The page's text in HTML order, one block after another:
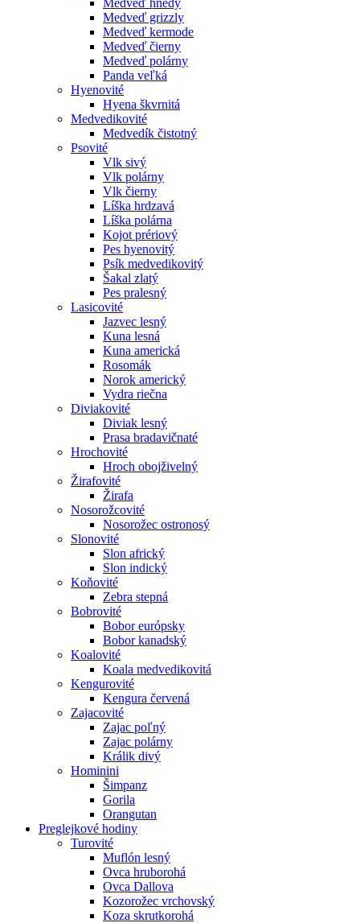
Medveď hnedý
Medveď grizzly
Medveď kermode
Medveď čierny
Medveď polárny
Panda veľká
Hyenovité
Hyena škvrnitá
Medvedikovité
Medvedík čistotný
Psovité
Vlk sivý
Vlk polárny
Vlk čierny
Líška hrdzavá
Líška polárna
Kojot prériový
Pes hyenovitý
Psík medvedikovitý
Šakal zlatý
Pes pralesný
Lasicovité
Jazvec lesný
Kuna lesná
Kuna americká
Rosomák
Norok americký
Vydra riečna
Diviakovité
Diviak lesný
Prasa bradavičnaté
Hrochovité
Hroch obojživelný
Žirafovité
Žirafa
Nosorožcovité
Nosorožec ostronosý
Slonovité
Slon africký
Slon indický
Koňovité
Zebra stepná
Bobrovité
Bobor európsky
Bobor kanadský
Koalovité
Koala medvedikovitá
Kengurovité
Kengura červená
Zajacovité
Zajac poľný
Zajac polárny
Králik divý
Hominini
Šimpanz
Gorila
Orangutan
Preglejkové hodiny
Turovité
Muflón lesný
Ovca hruborohá
Ovca Dallova
Kozorožec vrchovský
Koza skrutkorohá